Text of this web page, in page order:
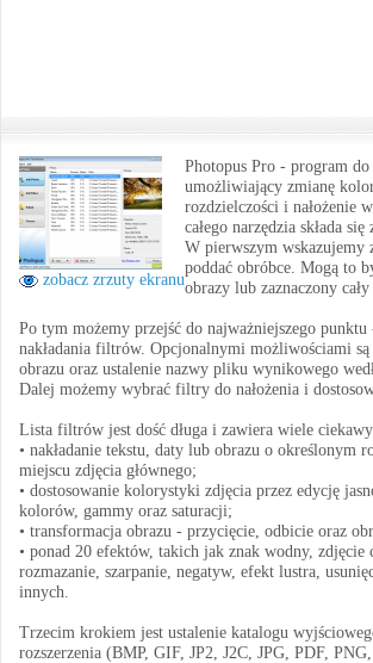
zobacz zrzuty ekranu
Photopus Pro - program
umożliwiający zmianę
rozdzielczości i nałożenie
całego narzędzia składa
W pierwszym wskazujemy
poddać obróbce. Mogą to
obrazy lub zaznaczony
Po tym możemy przejść do najważniejszego
nakładania filtrów. Opcjonalnymi możliwościami
obrazu oraz ustalenie nazwy pliku wynikowego
Dalej możemy wybrać filtry do nałożenia i
Lista filtrów jest dość długa i zawiera wiele
• nakładanie tekstu, daty lub obrazu o określonym
miejscu zdjęcia głównego;
• dostosowanie kolorystyki zdjęcia przez edycję
kolorów, gammy oraz saturacji;
• transformacja obrazu - przycięcie, odbicie oraz
• ponad 20 efektów, takich jak znak wodny, zdjęcie
rozmazanie, szarpanie, negatyw, efekt lustra,
innych.
Trzecim krokiem jest ustalenie katalogu
rozszerzenia (BMP, GIF, JP2, J2C, JPG, PDF,